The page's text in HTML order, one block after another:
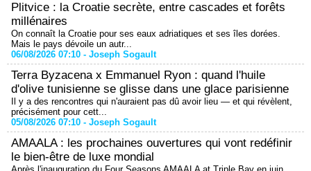
Plitvice : la Croatie secrète, entre cascades et forêts
millénaires
On connaît la Croatie pour ses eaux adriatiques et ses îles dorées.
Mais le pays dévoile un autr...
06/08/2026 07:10 - Joseph Sogault
Terra Byzacena x Emmanuel Ryon : quand l'huile
d'olive tunisienne se glisse dans une glace parisienne
Il y a des rencontres qui n'auraient pas dû avoir lieu — et qui révèlent,
précisément pour cett...
05/08/2026 07:10 - Joseph Sogault
AMAALA : les prochaines ouvertures qui vont redéfinir
le bien-être de luxe mondial